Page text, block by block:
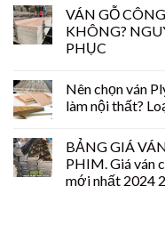
VÁN GỖ
KHÔNG?
PHỤC
Nên chọn ván
làm nội thất?
BẢNG GIÁ
PHIM. Giá ván
mới nhất 2024